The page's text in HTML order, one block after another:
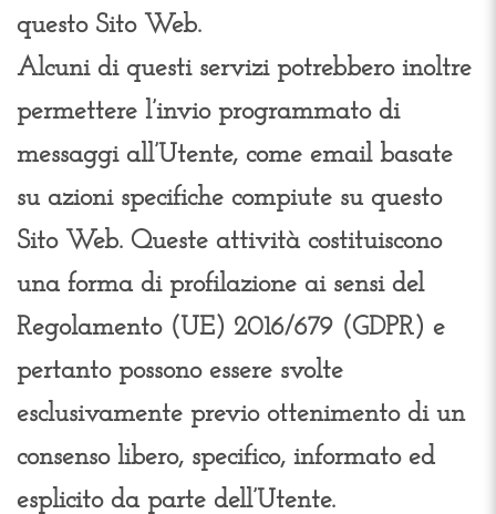
questo Sito Web.
Alcuni di questi servizi potrebbero inoltre
permettere l’invio programmato di
messaggi all’Utente, come email basate
su azioni specifiche compiute su questo
Sito Web. Queste attività costituiscono
una forma di profilazione ai sensi del
Regolamento (UE) 2016/679 (GDPR) e
pertanto possono essere svolte
esclusivamente previo ottenimento di un
consenso libero, specifico, informato ed
esplicito da parte dell’Utente.